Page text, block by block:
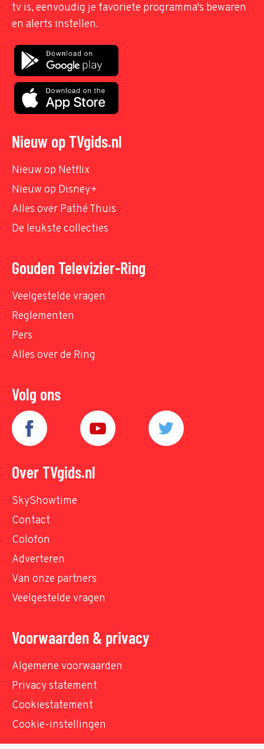
tv is, eenvoudig je favoriete programma's bewaren
en alerts instellen.
Nieuw op TVgids.nl
Nieuw op Netflix
Nieuw op Disney+
Alles over Pathé Thuis
De leukste collecties
Gouden Televizier-Ring
Veelgestelde vragen
Reglementen
Pers
Alles over de Ring
Volg ons
Over TVgids.nl
SkyShowtime
Contact
Colofon
Adverteren
Van onze partners
Veelgestelde vragen
Voorwaarden & privacy
Algemene voorwaarden
Privacy statement
Cookiestatement
Cookie-instellingen